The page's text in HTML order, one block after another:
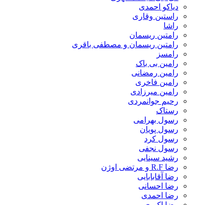
دیاکو احمدی
راستین وقاری
راشا
رامتین ریسمان
رامتین ریسمان و مصطفی باقری
رامسز
رامین بی باک
رامین رمضانی
رامین فاخری
رامین میرزادی
رحیم جوانمردی
رستاک
رسول بهرامی
رسول پویان
رسول کرد
رسول نجفی
رشید سینایی
رضا R.F و مرتضی اوژن
رضا آقابابایی
رضا احسانی
رضا احمدی